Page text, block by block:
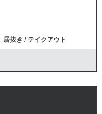
居抜き /テイクアウト